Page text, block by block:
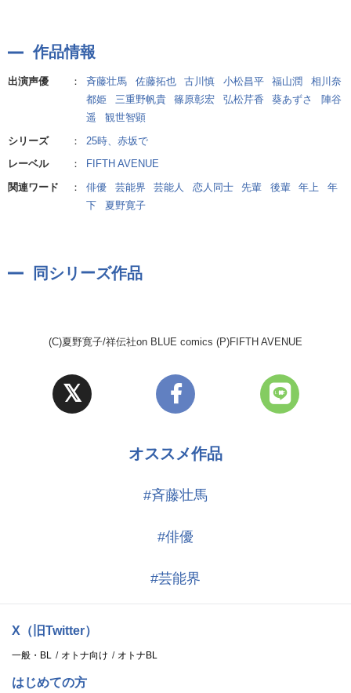
原作:夏野寛子
れた。
羽山麻水:佐藤拓也
山瀬一真:古川慎
佐久間はじめ:小松昌平
麻水の父:篠原彰宏
白崎慶:観世智顕
作品情報
出演声優 ： 斉藤壮馬 佐藤拓也 古川慎 小松昌平 福山潤
相川奈
都姫
三重野帆貴 篠原彰宏 弘松芹香 葵あずさ
陣谷
遥
観世智顕
シリーズ
：
25時、赤坂で
レーベル
：
FIFTH AVENUE
関連ワード
： 俳優 芸能界 芸能人 恋人同士 先輩 後輩 年上
年
下
夏野寛子
同シリーズ作品
(C)夏野寛子/祥伝社on BLUE comics (P)FIFTH AVENUE
オススメ作品
#斉藤壮馬
#俳優
#芸能界
X（旧Twitter）
一般・BL オトナ向け オトナBL
はじめての方